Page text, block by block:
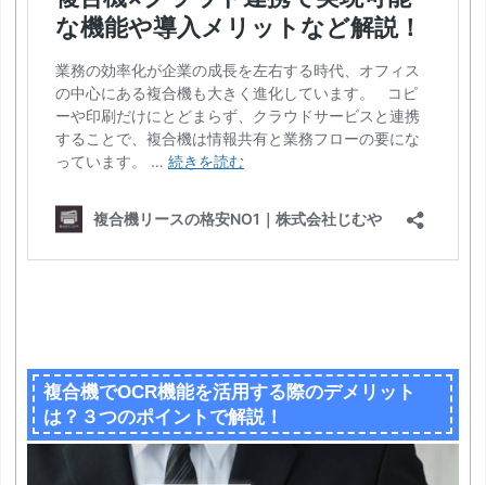
複合機でOCR機能を活用する際のデメリット
は？３つのポイントで解説！